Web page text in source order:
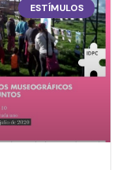
ESTÍMULOS